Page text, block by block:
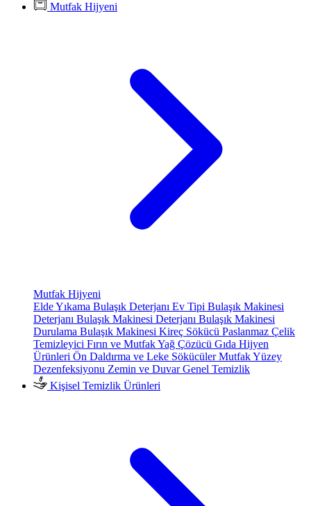
Mutfak Hijyeni
Mutfak Hijyeni
Elde Yıkama Bulaşık Deterjanı Ev Tipi Bulaşık Makinesi
Deterjanı Bulaşık Makinesi Deterjanı Bulaşık Makinesi
Durulama Bulaşık Makinesi Kireç Sökücü Paslanmaz Çelik
Temizleyici Fırın ve Mutfak Yağ Çözücü Gıda Hijyen
Ürünleri Ön Daldırma ve Leke SökücülerMutfak Yüzey
Dezenfeksiyonu Zemin ve Duvar Genel Temizlik
Kişisel Temizlik Ürünleri